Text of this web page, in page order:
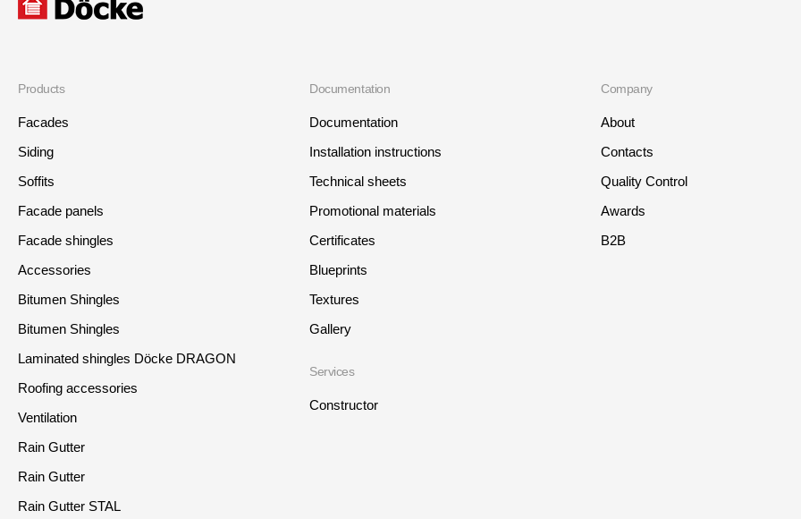
Products
Facades
Siding
Soffits
Facade panels
Facade shingles
Accessories
Bitumen Shingles
Bitumen Shingles
Laminated shingles Döcke DRAGON
Roofing accessories
Ventilation
Rain Gutter
Rain Gutter
Rain Gutter STAL
Documentation
Documentation
Installation instructions
Technical sheets
Promotional materials
Certificates
Blueprints
Textures
Gallery
Services
Constructor
Company
About
Contacts
Quality Control
Awards
B2B